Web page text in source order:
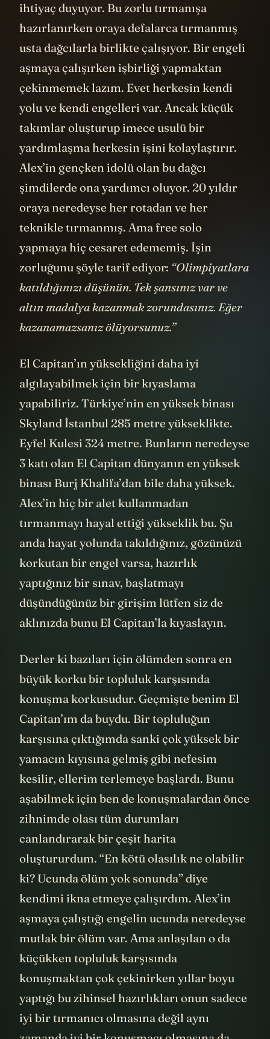
ihtiyaç duyuyor. Bu zorlu tırmanışa
hazırlanırken oraya defalarca tırmanmış
usta dağcılarla birlikte çalışıyor. Bir engeli
aşmaya çalışırken işbirliği yapmaktan
çekinmemek lazım. Evet herkesin kendi
yolu ve kendi engelleri var. Ancak küçük
takımlar oluşturup imece usulü bir
yardımlaşma herkesin işini kolaylaştırır.
Alex’in gençken idolü olan bu dağcı
şimdilerde ona yardımcı oluyor. 20 yıldır
oraya neredeyse her rotadan ve her
teknikle tırmanmış. Ama free solo
yapmaya hiç cesaret edememiş. İşin
zorluğunu şöyle tarif ediyor: “Olimpiyatlara
katıldığınızı düşünün. Tek şansınız var ve
altın madalya kazanmak zorundasınız. Eğer
kazanamazsanız ölüyorsunuz.”
El Capitan’ın yüksekliğini daha iyi
algılayabilmek için bir kıyaslama
yapabiliriz. Türkiye’nin en yüksek binası
Skyland İstanbul 285 metre yükseklikte.
Eyfel Kulesi 324 metre. Bunların neredeyse
3 katı olan El Capitan dünyanın en yüksek
binası Burj Khalifa’dan bile daha yüksek.
Alex’in hiç bir alet kullanmadan
tırmanmayı hayal ettiği yükseklik bu. Şu
anda hayat yolunda takıldığınız, gözünüzü
korkutan bir engel varsa, hazırlık
yaptığınız bir sınav, başlatmayı
düşündüğünüz bir girişim lütfen siz de
aklınızda bunu El Capitan’la kıyaslayın.
Derler ki bazıları için ölümden sonra en
büyük korku bir topluluk karşısında
konuşma korkusudur. Geçmişte benim El
Capitan’ım da buydu. Bir topluluğun
karşısına çıktığımda sanki çok yüksek bir
yamacın kıyısına gelmiş gibi nefesim
kesilir, ellerim terlemeye başlardı. Bunu
aşabilmek için ben de konuşmalardan önce
zihnimde olası tüm durumları
canlandırarak bir çeşit harita
oluştururdum. “En kötü olasılık ne olabilir
ki? Ucunda ölüm yok sonunda” diye
kendimi ikna etmeye çalışırdım. Alex’in
aşmaya çalıştığı engelin ucunda neredeyse
mutlak bir ölüm var. Ama anlaşılan o da
küçükken topluluk karşısında
konuşmaktan çok çekinirken yıllar boyu
yaptığı bu zihinsel hazırlıkları onun sadece
iyi bir tırmanıcı olmasına değil aynı